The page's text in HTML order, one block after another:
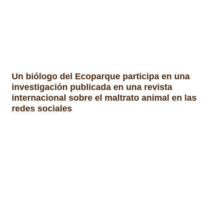
Un biólogo del Ecoparque participa en una
investigación publicada en una revista
internacional sobre el maltrato animal en las
redes sociales